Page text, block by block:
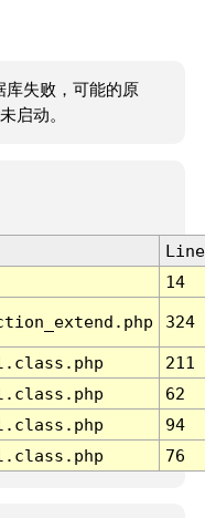
库失败，可能的原
启动。
Line
14
324
211
62
94
76